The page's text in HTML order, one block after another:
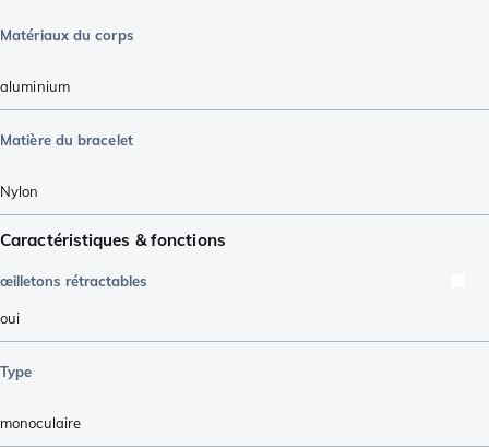
Matériaux du corps
aluminium
Matière du bracelet
Nylon
Caractéristiques & fonctions
œilletons rétractables
oui
Type
monoculaire